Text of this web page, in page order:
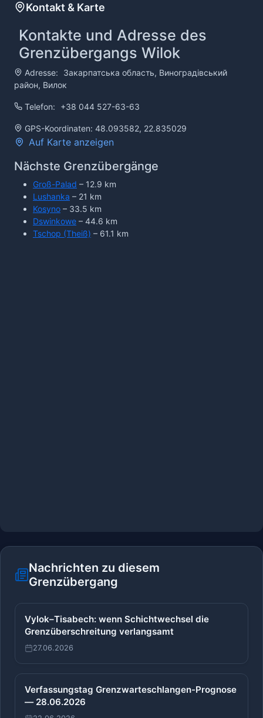
Kontakt & Karte
Kontakte und Adresse des
Grenzübergangs Wilok
Adresse:
Закарпатська область, Виноградівський
район, Вилок
Telefon: +38 044 527-63-63
GPS-Koordinaten: 48.093582, 22.835029
Auf Karte anzeigen
Nächste Grenzübergänge
Groß-Palad – 12.9 km
Lushanka – 21 km
Kosyno – 33.5 km
Dswinkowe – 44.6 km
Tschop (Theiß) – 61.1 km
Nachrichten zu diesem
Grenzübergang
Vylok–Tisabech: wenn Schichtwechsel die
Grenzüberschreitung verlangsamt
27.06.2026
Verfassungstag Grenzwarteschlangen-Prognose
— 28.06.2026